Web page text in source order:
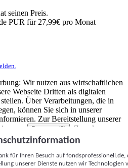
seinen Preis.
PUR für 27,99€ pro Monat
Wir nutzen aus wirtschaftlichen
Webseite Dritten als digitalen
Über Verarbeitungen, die in
können Sie sich in unserer
Zur Bereitstellung unserer
von
Partnern (5)
. Zwecke:
Messung von Werbeleistung
sowie Zielgruppenforschung.
Online-Kennungen (z. B. login-
Kennungen,
für Ihren Besuch auf
unserer Dienste nutzen wir Technologien